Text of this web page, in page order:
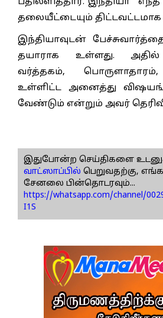
தலையீட்டையும் திட்டவட்டமாக
இந்தியாவுடன்
தயாராக உள்ளது.
வர்த்தகம்,
உள்ளிட்ட அனைத்து
வேண்டும் என்றும் அவர்
இதுபோன்ற செய்திகளை
வாட்ஸாப்பில் பெறுவதற்கு,
சேனலை பின்தொடரவும்...
https://whatsapp.com/channel/
I1S